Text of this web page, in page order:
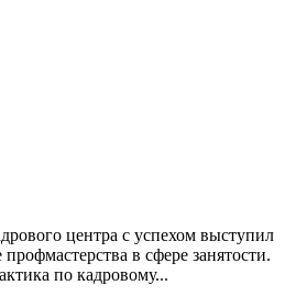
центра с успехом выступил
в сфере занятости.
по кадровому...